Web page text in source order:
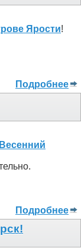
Ярости!
Подробнее
Весенний
Подробнее